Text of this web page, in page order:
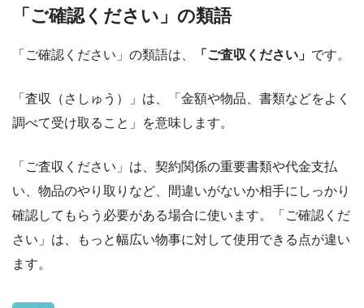
「ご確認ください」の類語
「ご確認ください」の類語は、 「ご査収ください」 です。
「査収（さしゅう）」は、「金額や物品、書類などをよく
調べて受け取ること」を意味します。
「ご査収ください」は、契約関係の重要書類や代金支払
い、物品のやり取りなど、間違いがないか相手にしっかり
確認してもらう必要がある場合に使います。「ご確認くだ
さい」は、もっと幅広い物事に対して使用できる点が違い
ます。